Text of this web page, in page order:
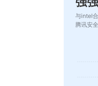
与intel
腾讯安